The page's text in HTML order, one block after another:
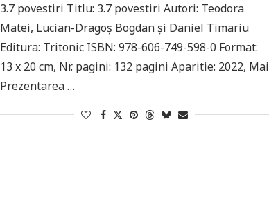
3.7 povestiri Titlu: 3.7 povestiri Autori: Teodora
Matei, Lucian-Dragoș Bogdan și Daniel Timariu
Editura: Tritonic ISBN: 978-606-749-598-0 Format:
13 x 20 cm, Nr. pagini: 132 pagini Aparitie: 2022, Mai
Prezentarea …